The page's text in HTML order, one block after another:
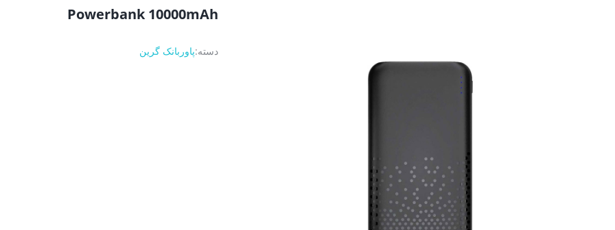
Powerbank 10000mAh
دسته:پاوربانک گرین